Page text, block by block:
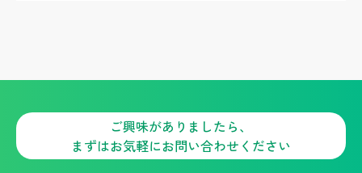
ご興味がありましたら、
まずはお気軽にお問い合わせください